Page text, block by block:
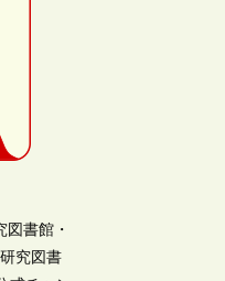
図書館・
究図書